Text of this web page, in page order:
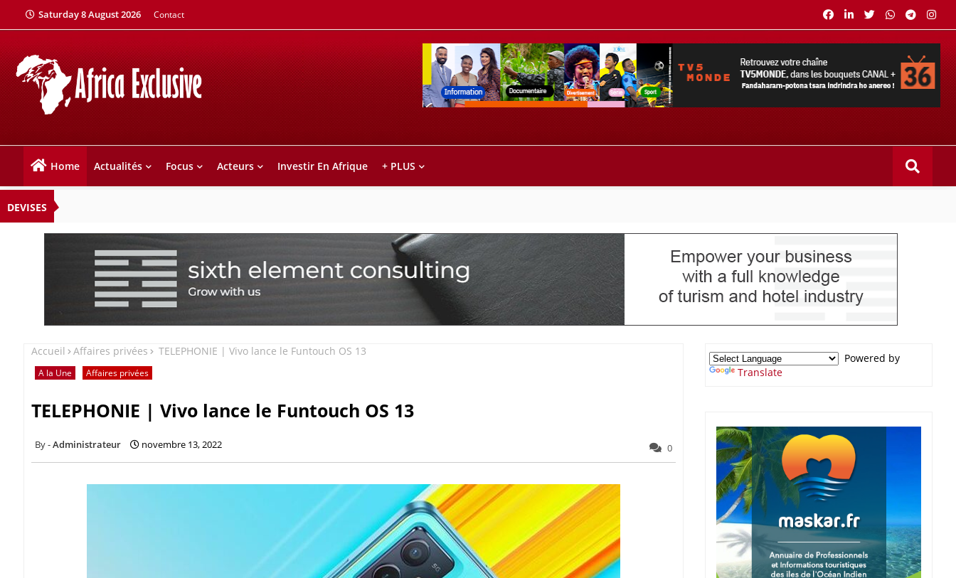
Saturday 8 August 2026 Contact
Home Actualités Focus Acteurs Investir En Afrique + PLUS
DEVISES
Accueil Affaires privées TELEPHONIE | Vivo lance le Funtouch OS 13
A la Une Affaires privées
TELEPHONIE | Vivo lance le Funtouch OS 13
Administrateur novembre 13, 2022 0
Powered by
Translate